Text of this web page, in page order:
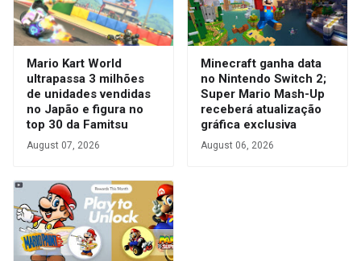
Mario Kart World
ultrapassa 3 milhões
de unidades vendidas
no Japão e figura no
top 30 da Famitsu
August 07, 2026
Minecraft ganha data
no Nintendo Switch 2;
Super Mario Mash-Up
receberá atualização
gráfica exclusiva
August 06, 2026